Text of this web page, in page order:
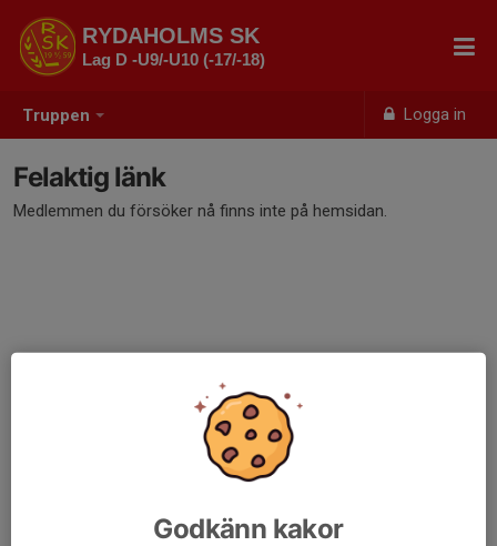
Truppen Logga in
RYDAHOLMS SK
Lag D -U9/-U10 (-17/-18)
Felaktig länk
Medlemmen du försöker nå finns inte på hemsidan.
Godkänn kakor